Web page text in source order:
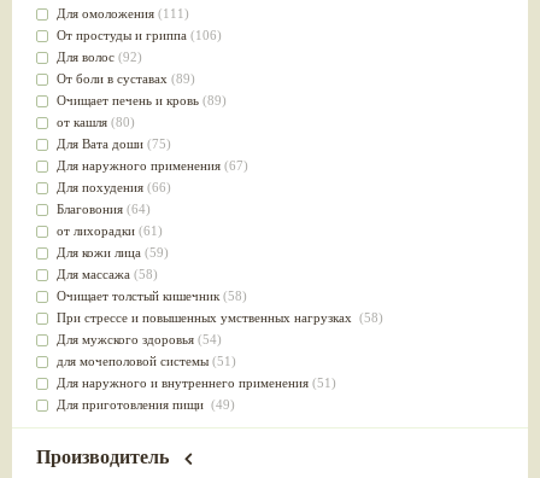
Для омоложения (111)
От простуды и гриппа (106)
Для волос (92)
От боли в суставах (89)
Очищает печень и кровь (89)
от кашля (80)
Для Вата доши (75)
Для наружного применения (67)
Для похудения (66)
Благовония (64)
от лихорадки (61)
Для кожи лица (59)
Для массажа (58)
Очищает толстый кишечник (58)
При стрессе и повышенных умственных нагрузках (58)
Для мужского здоровья (54)
для мочеполовой системы (51)
Для наружного и внутреннего применения (51)
Для приготовления пищи (49)
от инфекций мочеполовой системы(49)
для суставов
Производитель